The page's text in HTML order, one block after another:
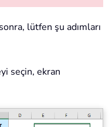
lütfen şu adımları
seçin, ekran